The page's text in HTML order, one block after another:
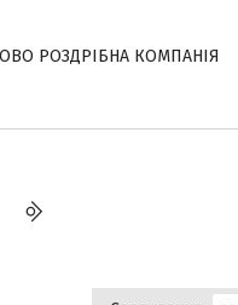
РОЗДРІБНА КОМПАНІЯ